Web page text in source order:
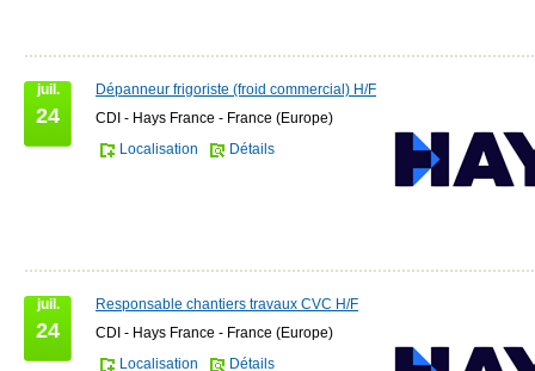
juil.
24
Dépanneur frigoriste (froid commercial) H/F
CDI - Hays France - France (Europe)
Localisation
Détails
juil.
24
Responsable chantiers travaux CVC H/F
CDI - Hays France - France (Europe)
Localisation
Détails